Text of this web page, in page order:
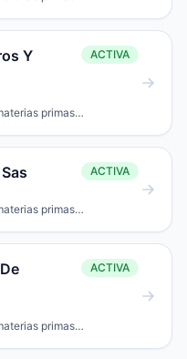
Y
ACTIVA
primas
ACTIVA
primas
ACTIVA
primas